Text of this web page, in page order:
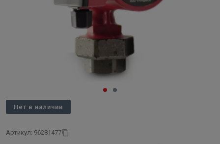
Нет в наличии
Артикул: 96281477